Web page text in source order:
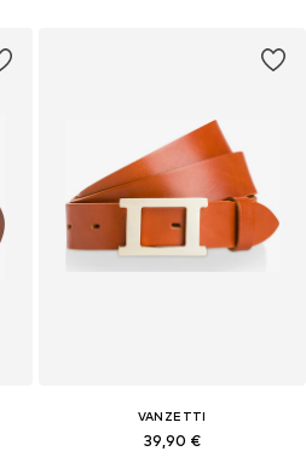
VANZETTI
39,90 €